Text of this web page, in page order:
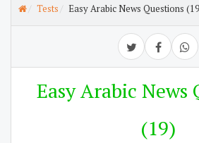
Tests Easy Arabic News Questions
Easy Arabic News
(19)